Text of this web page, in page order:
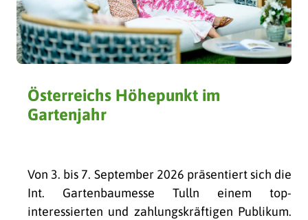
Österreichs Höhepunkt im
Gartenjahr
Von 3. bis 7. September 2026 präsentiert sich die
Int. Gartenbaumesse Tulln einem top-
interessierten und zahlungskräftigen Publikum.